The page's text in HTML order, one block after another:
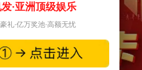
·亚洲顶级娱乐
礼·亿万奖池·高额无忧